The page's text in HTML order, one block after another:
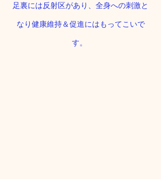
足裏には反射区があり、全身への刺激と
なり健康維持＆促進にはもってこいで
す。